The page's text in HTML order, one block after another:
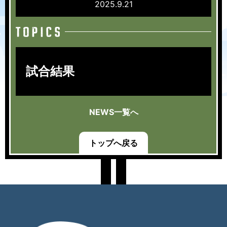
2025.9.21
試合結果
NEWS一覧へ
トップへ戻る